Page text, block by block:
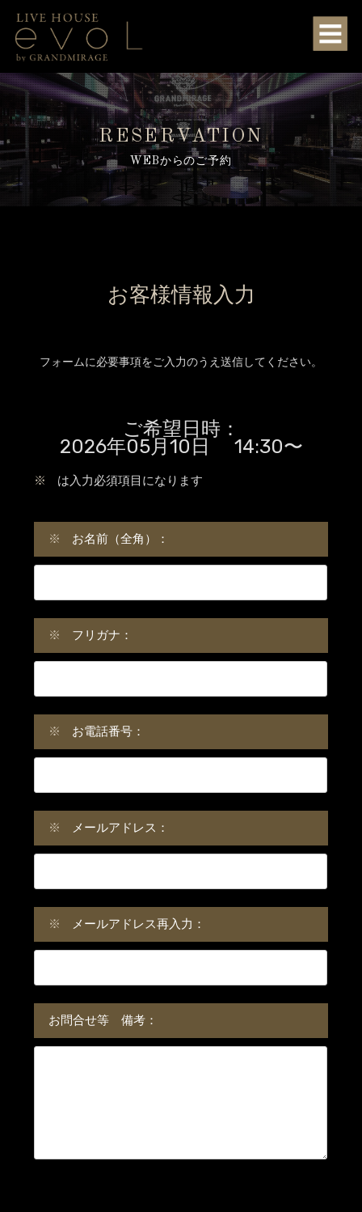
RESERVATION
WEBからのご予約
お客様情報入力
フォームに必要事項をご入力のうえ送信してください。
ご希望日時：
2026年05月10日 14:30〜
※ は入力必須項目になります
※ お名前（全角）：
※ フリガナ：
※ お電話番号：
※ メールアドレス：
※ メールアドレス再入力：
お問合せ等 備考：